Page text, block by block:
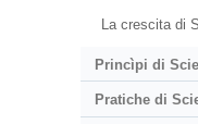
La crescita di
Princìpi di
Pratiche di